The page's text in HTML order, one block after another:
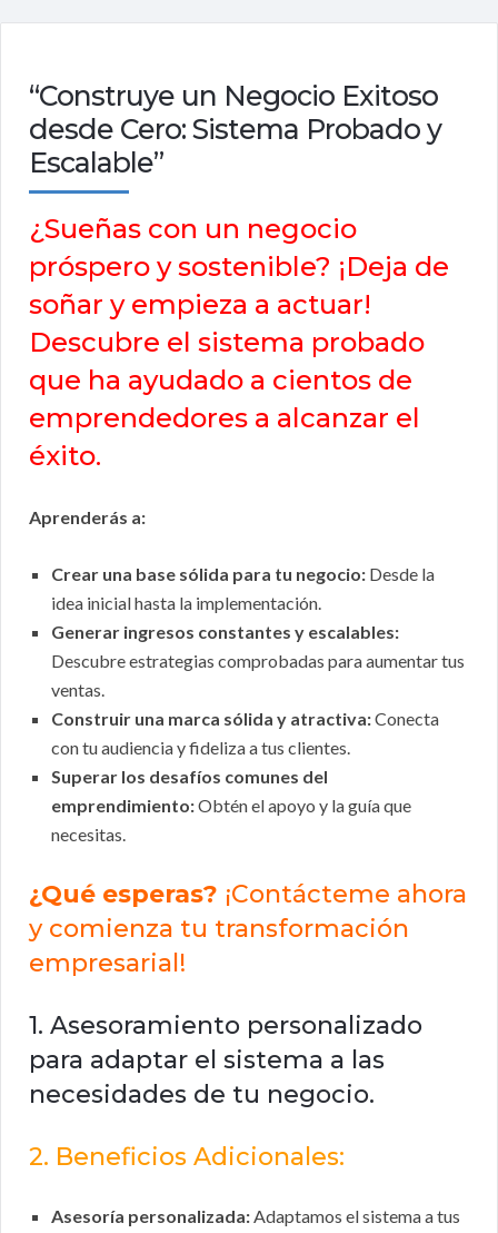
“Construye un Negocio Exitoso
desde Cero: Sistema Probado y
Escalable”
¿Sueñas con un negocio
próspero y sostenible? ¡Deja de
soñar y empieza a actuar!
Descubre el sistema probado
que ha ayudado a cientos de
emprendedores a alcanzar el
éxito.
Aprenderás a:
Crear una base sólida para tu negocio: Desde la
idea inicial hasta la implementación.
Generar ingresos constantes y escalables:
Descubre estrategias comprobadas para aumentar tus
ventas.
Construir una marca sólida y atractiva:Conecta
con tu audiencia y fideliza a tus clientes.
Superar los desafíos comunes del
emprendimiento:Obtén el apoyo y la guía que
necesitas.
¿Qué esperas? ¡Contácteme ahora
y comienza tu transformación
empresarial!
1. Asesoramiento personalizado
para adaptar el sistema a las
necesidades de tu negocio.
2. Beneficios Adicionales:
Asesoría personalizada:Adaptamos el sistema a tus